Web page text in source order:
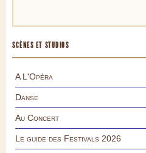
SCÈNES ET STUDIOS
A L'Opéra
Danse
Au Concert
Le guide des Festivals 2026